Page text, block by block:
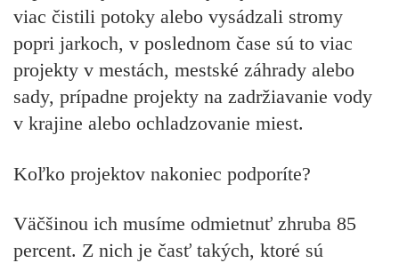
viac čistili potoky alebo vysádzali stromy
popri jarkoch, v poslednom čase sú to viac
projekty v mestách, mestské záhrady alebo
sady, prípadne projekty na zadržiavanie vody
v krajine alebo ochladzovanie miest.
Koľko projektov nakoniec podporíte?
Väčšinou ich musíme odmietnuť zhruba 85
percent. Z nich je časť takých, ktoré sú